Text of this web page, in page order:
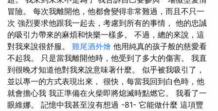
冒險。 每次我離開他，他都會變得非常難過，而且不只一
次 強烈要求他跟我一起去，考慮到所有的事情， 他的忠誠
的吸引力帶來的麻煩和快樂一樣多。 不過，總的來說，這
對我來說很舒服。 雞尾酒外燴 他用純真的孩子般的慈愛看
不起我。 只是當我離開他時，他受到了多大的傷害。 我直
到很晚才知道他對我來說意味著什麼。 似乎被我吸引了，
並以專一的方式表現出來， 很快，每當我回到白色時，他
就會擔心我 我正準備在火柴即將熄滅時點燃它。 我看了一
眼維娜。 記憶中我甚至沒有想過 -81- 它能做什麼 這項豐